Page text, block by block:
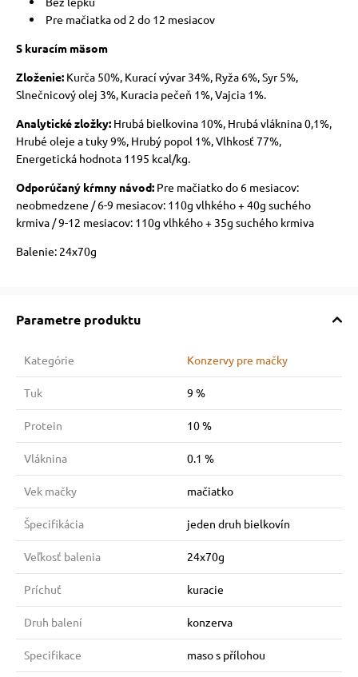
Pre mačiatka od 2 do 12 mesiacov
S kuracím mäsom
Zloženie:Kurča 50%, Kurací vývar 34%, Ryža 6%, Syr 5%,
Slnečnicový olej 3%, Kuracia pečeň 1%, Vajcia 1%.
Analytické zložky:Hrubá bielkovina 10%, Hrubá vláknina 0,1%,
Hrubé oleje a tuky 9%, Hrubý popol 1%, Vlhkosť 77%,
Energetická hodnota 1195 kcal/kg.
Odporúčaný kŕmny návod:Pre mačiatko do 6 mesiacov:
neobmedzene / 6-9 mesiacov: 110g vlhkého + 40g suchého
krmiva / 9-12 mesiacov: 110g vlhkého + 35g suchého krmiva
Balenie: 24x70g
Parametre produktu
Kategórie Konzervy pre mačky
Tuk 9 %
Protein 10 %
Vláknina 0.1 %
Vek mačky mačiatko
Špecifikácia jeden druh bielkovín
Veľkosť balenia 24x70g
Príchuť kuracie
Druh balení konzerva
Specifikace maso s přílohou